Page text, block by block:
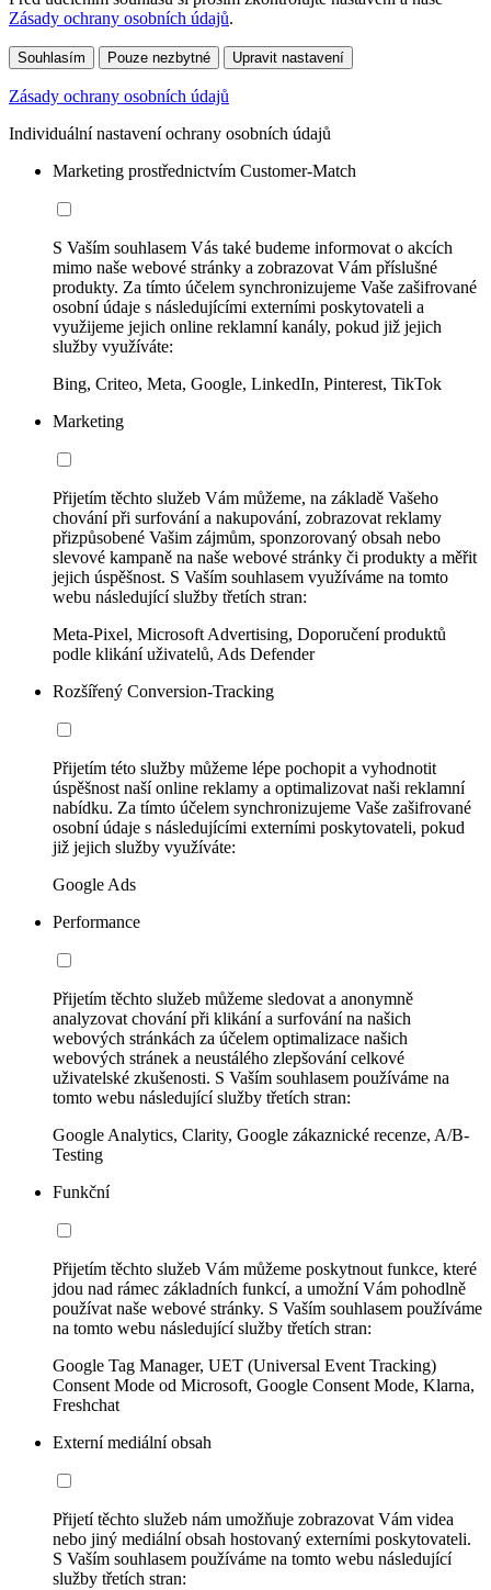
Zásady ochrany osobních údajů.
Souhlasím Pouze nezbytné Upravit nastavení
Zásady ochrany osobních údajů
Individuální nastavení ochrany osobních údajů
Marketing prostřednictvím Customer-Match
S Vaším souhlasem Vás také budeme informovat o akcích
mimo naše webové stránky a zobrazovat Vám příslušné
produkty. Za tímto účelem synchronizujeme Vaše zašifrované
osobní údaje s následujícími externími poskytovateli a
využijeme jejich online reklamní kanály, pokud již jejich
služby využíváte:
Bing, Criteo, Meta, Google, LinkedIn, Pinterest, TikTok
Marketing
Přijetím těchto služeb Vám můžeme, na základě Vašeho
chování při surfování a nakupování, zobrazovat reklamy
přizpůsobené Vašim zájmům, sponzorovaný obsah nebo
slevové kampaně na naše webové stránky či produkty a měřit
jejich úspěšnost. S Vaším souhlasem využíváme na tomto
webu následující služby třetích stran:
Meta-Pixel, Microsoft Advertising, Doporučení produktů
podle klikání uživatelů, Ads Defender
Rozšířený Conversion-Tracking
Přijetím této služby můžeme lépe pochopit a vyhodnotit
úspěšnost naší online reklamy a optimalizovat naši reklamní
nabídku. Za tímto účelem synchronizujeme Vaše zašifrované
osobní údaje s následujícími externími poskytovateli, pokud
již jejich služby využíváte:
Google Ads
Performance
Přijetím těchto služeb můžeme sledovat a anonymně
analyzovat chování při klikání a surfování na našich
webových stránkách za účelem optimalizace našich
webových stránek a neustálého zlepšování celkové
uživatelské zkušenosti. S Vaším souhlasem používáme na
tomto webu následující služby třetích stran:
Google Analytics, Clarity, Google zákaznické recenze, A/B-
Testing
Funkční
Přijetím těchto služeb Vám můžeme poskytnout funkce, které
jdou nad rámec základních funkcí, a umožní Vám pohodlně
používat naše webové stránky. S Vaším souhlasem používáme
na tomto webu následující služby třetích stran:
Google Tag Manager, UET (Universal Event Tracking)
Consent Mode od Microsoft, Google Consent Mode, Klarna,
Freshchat
Externí mediální obsah
Přijetí těchto služeb nám umožňuje zobrazovat Vám videa
nebo jiný mediální obsah hostovaný externími poskytovateli.
S Vaším souhlasem používáme na tomto webu následující
služby třetích stran: